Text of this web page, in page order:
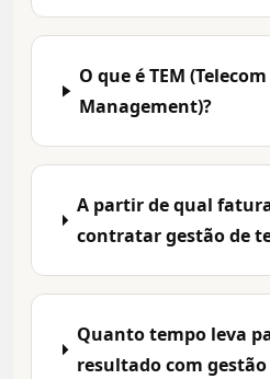
O que é TEM
Management)?
A partir de qual
contratar gestão de
Quanto tempo leva
resultado com